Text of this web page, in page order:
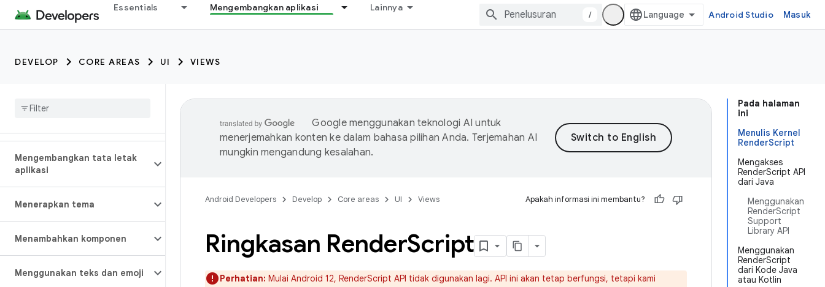
Essentials Mengembangkan aplikasi Lainnya
/ Android Studio Masuk
DEVELOP CORE AREAS UI VIEWS
Mengembangkan tata letak
aplikasi
Menerapkan tema
Menambahkan komponen
Menggunakan teks dan emoji
Pada halaman
ini
Menulis Kernel
RenderScript
Mengakses
RenderScript API
dari Java
Menggunakan
RenderScript
Support
Library API
Menggunakan
RenderScript
dari Kode Java
atau Kotlin
Google menggunakan teknologi AI untuk
menerjemahkan konten ke dalam bahasa pilihan Anda. Terjemahan AI
mungkin mengandung kesalahan.
Android Developers Develop Core areas UI Views Apakah informasi ini membantu?
Ringkasan RenderScript
Perhatian: Mulai Android 12, RenderScript API tidak digunakan lagi. API ini akan tetap berfungsi, tetapi kami